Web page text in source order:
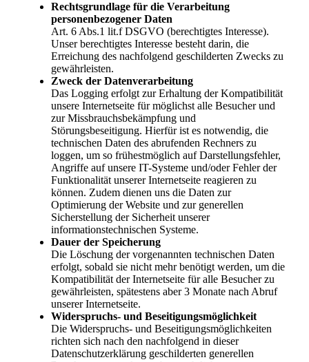
Rechtsgrundlage für die Verarbeitung
personenbezogener Daten
Art. 6 Abs.1 lit.f DSGVO (berechtigtes Interesse).
Unser berechtigtes Interesse besteht darin, die
Erreichung des nachfolgend geschilderten Zwecks zu
gewährleisten.
Zweck der Datenverarbeitung
Das Logging erfolgt zur Erhaltung der Kompatibilität
unsere Internetseite für möglichst alle Besucher und
zur Missbrauchsbekämpfung und
Störungsbeseitigung. Hierfür ist es notwendig, die
technischen Daten des abrufenden Rechners zu
loggen, um so frühestmöglich auf Darstellungsfehler,
Angriffe auf unsere IT-Systeme und/oder Fehler der
Funktionalität unserer Internetseite reagieren zu
können. Zudem dienen uns die Daten zur
Optimierung der Website und zur generellen
Sicherstellung der Sicherheit unserer
informationstechnischen Systeme.
Dauer der Speicherung
Die Löschung der vorgenannten technischen Daten
erfolgt, sobald sie nicht mehr benötigt werden, um die
Kompatibilität der Internetseite für alle Besucher zu
gewährleisten, spätestens aber 3 Monate nach Abruf
unserer Internetseite.
Widerspruchs- und Beseitigungsmöglichkeit
Die Widerspruchs- und Beseitigungsmöglichkeiten
richten sich nach den nachfolgend in dieser
Datenschutzerklärung geschilderten generellen